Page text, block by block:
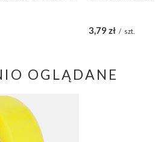
3,79 zł / szt.
OGLĄDANE